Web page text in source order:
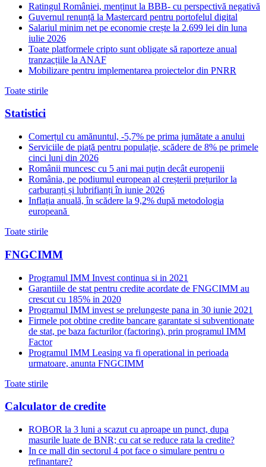
Ratingul României, menținut la BBB- cu perspectivă negativă
Guvernul renunță la Mastercard pentru portofelul digital
Salariul minim net pe economie crește la 2.699 lei din luna
iulie 2026
Toate platformele cripto sunt obligate să raporteze anual
tranzacțiile la ANAF
Mobilizare pentru implementarea proiectelor din PNRR
Toate stirile
Statistici
Comerțul cu amănuntul, -5,7% pe prima jumătate a anului
Serviciile de piață pentru populație, scădere de 8% pe primele
cinci luni din 2026
Românii muncesc cu 5 ani mai puțin decât europenii
România, pe podiumul european al creșterii prețurilor la
carburanți și lubrifianți în iunie 2026
Inflația anuală, în scădere la 9,2% după metodologia
europeană
Toate stirile
FNGCIMM
Programul IMM Invest continua si in 2021
Garantiile de stat pentru credite acordate de FNGCIMM au
crescut cu 185% in 2020
Programul IMM invest se prelungeste pana in 30 iunie 2021
Firmele pot obtine credite bancare garantate si subventionate
de stat, pe baza facturilor (factoring), prin programul IMM
Factor
Programul IMM Leasing va fi operational in perioada
urmatoare, anunta FNGCIMM
Toate stirile
Calculator de credite
ROBOR la 3 luni a scazut cu aproape un punct, dupa
masurile luate de BNR; cu cat se reduce rata la credite?
In ce mall din sectorul 4 pot face o simulare pentru o
refinantare?